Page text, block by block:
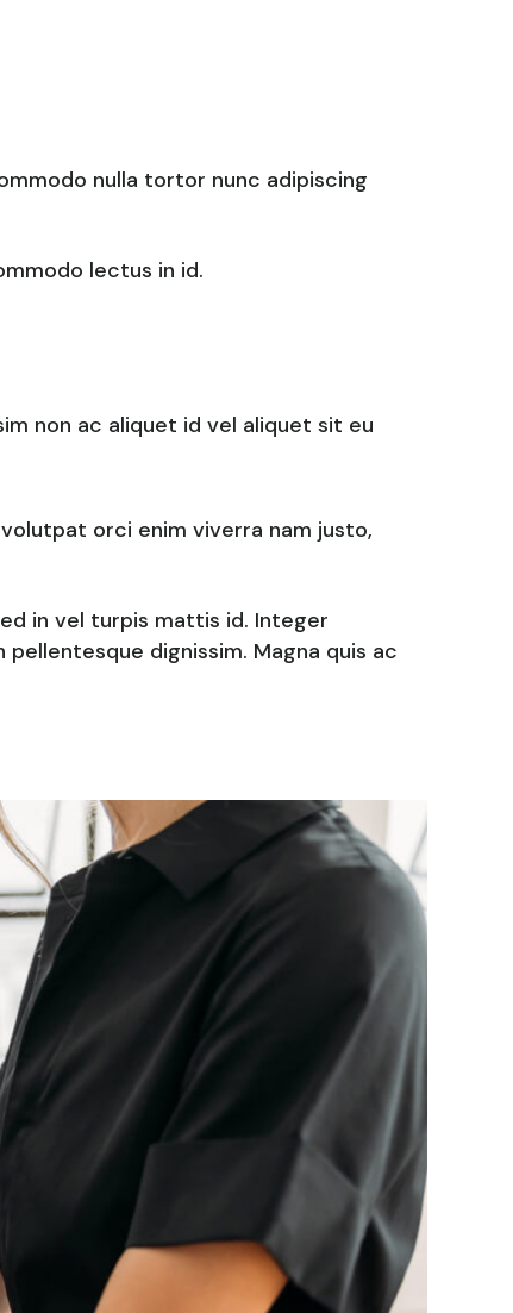
nulla tortor nunc adipiscing
lectus in id.
non ac aliquet id vel aliquet sit eu
orci enim viverra nam justo,
in vel turpis mattis id. Integer
dignissim. Magna quis ac